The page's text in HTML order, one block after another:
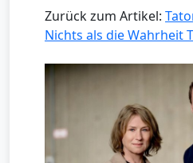
Zurück zum Artikel:
Nichts als die Wahrheit